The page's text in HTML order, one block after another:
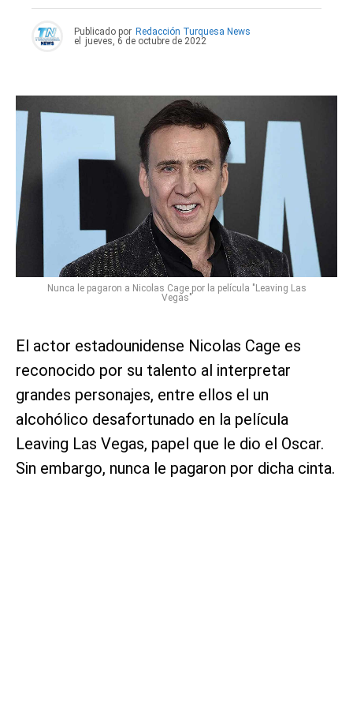
Publicado por Redacción Turquesa News
el
jueves, 6 de octubre de 2022
Nunca le pagaron a Nicolas Cage por la película "Leaving Las
Vegas"
El actor estadounidense Nicolas Cage es
reconocido por su talento al interpretar
grandes personajes, entre ellos el un
alcohólico desafortunado en la película
Leaving Las Vegas, papel que le dio el Oscar.
Sin embargo, nunca le pagaron por dicha cinta.